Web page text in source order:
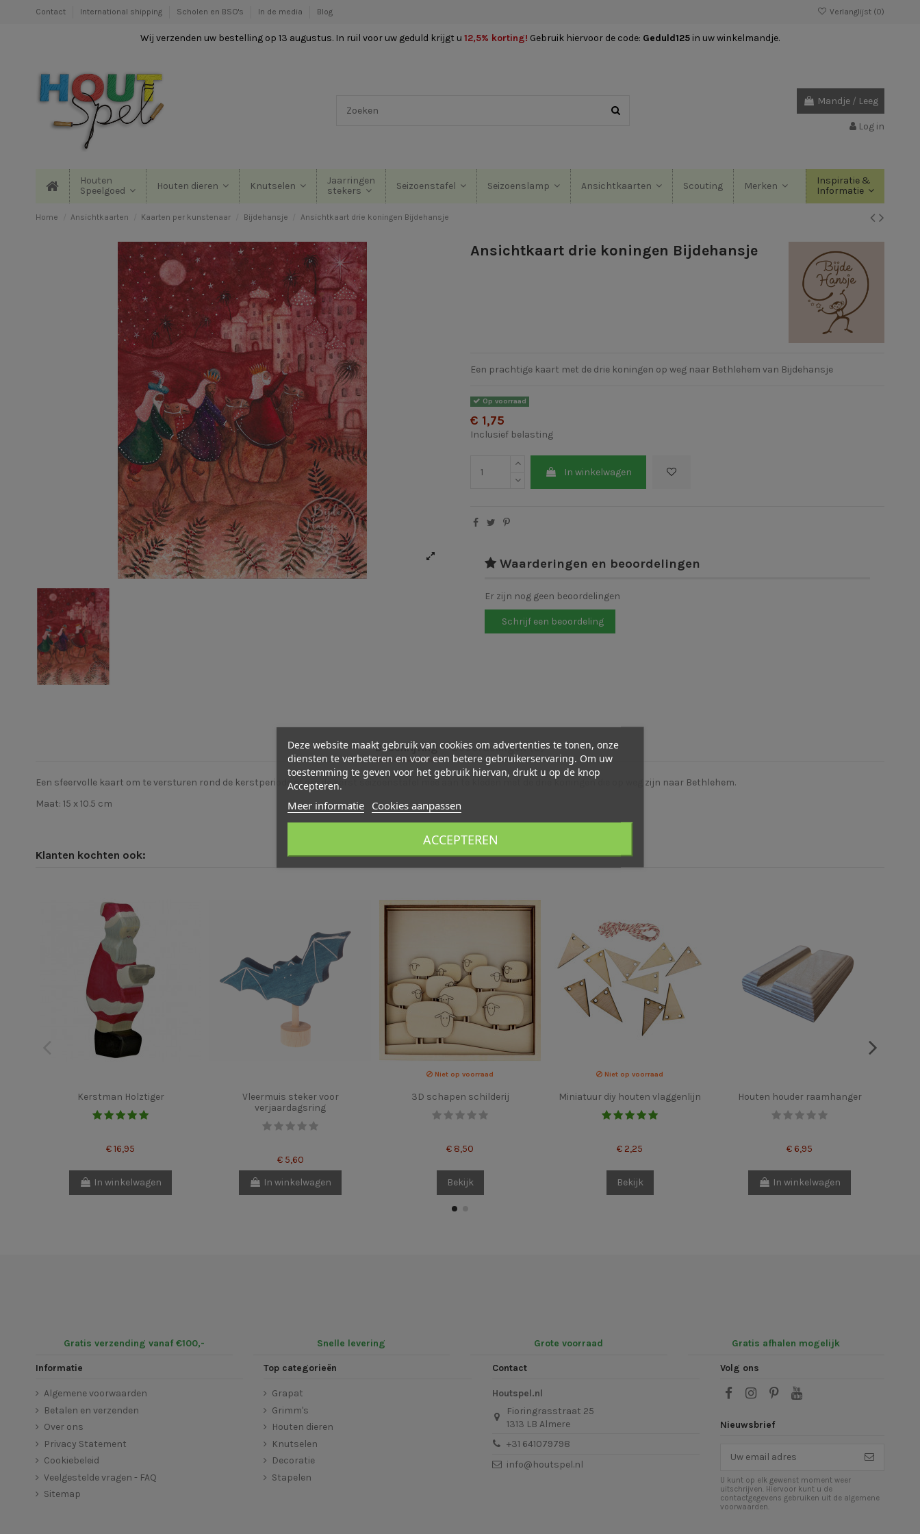
Contact International shipping Scholen en BSO's In de media Blog Verlanglijst (0)
Wij verzenden uw bestelling op 13 augustus. In ruil voor uw geduld krijgt u 12,5% korting! Gebruik hiervoor de code: Geduld125 in uw winkelmandje.
Mandje / Leeg
Log in
Houten
Speelgoed
Houten dieren Knutselen
Jaarringen
stekers
Seizoenstafel Seizoenslamp Ansichtkaarten Scouting Merken
Inspiratie &
Informatie
Home Ansichtkaarten Kaarten per kunstenaar Bijdehansje Ansichtkaart drie koningen Bijdehansje
Ansichtkaart drie koningen Bijdehansje
Een prachtige kaart met de drie koningen op weg naar Bethlehem van Bijdehansje
Op voorraad
€ 1,75
Inclusief belasting
In winkelwagen
Waarderingen en beoordelingen
Er zijn nog geen beoordelingen
Schrijf een beoordeling
Beschrijving Beoordelingen (0)
Een sfeervolle kaart om te versturen rond de kerstperiode of om de kerst seizoenstafel mee aan te kleden met de drie koningen die op weg zijn naar Bethlehem.
Maat: 15 x 10.5 cm
Klanten kochten ook:
Kerstman Holztiger
€ 16,95
In winkelwagen
Vleermuis steker voor
verjaardagsring
€ 5,60
In winkelwagen
Niet op voorraad
3D schapen schilderij
€ 8,50
Bekijk
Niet op voorraad
Miniatuur diy houten vlaggenlijn
€ 2,25
Bekijk
Houten houder raamhanger
€ 6,95
In winkelwagen
Gratis verzending vanaf €100,- Snelle levering Grote voorraad Gratis afhalen mogelijk
Informatie
Algemene voorwaarden
Betalen en verzenden
Over ons
Privacy Statement
Cookiebeleid
Veelgestelde vragen - FAQ
Sitemap
Top categorieën
Grapat
Grimm's
Houten dieren
Knutselen
Decoratie
Stapelen
Contact
Houtspel.nl
Fioringrasstraat 25
1313 LB Almere
+31 641079798
info@houtspel.nl
Deze website maakt gebruik van cookies om advertenties te tonen, onze
diensten te verbeteren en voor een betere gebruikerservaring. Om uw
toestemming te geven voor het gebruik hiervan, drukt u op de knop
Accepteren.
Meer informatie Cookies aanpassen
ACCEPTEREN
Volg ons
Nieuwsbrief
U kunt op elk gewenst moment weer
uitschrijven. Hiervoor kunt u de
contactgegevens gebruiken uit de algemene
voorwaarden.